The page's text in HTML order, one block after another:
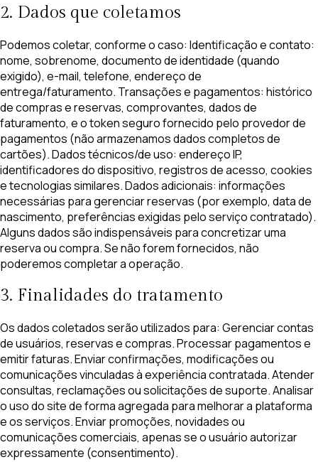
2. Dados que coletamos
Podemos coletar, conforme o caso: Identificação e contato:
nome, sobrenome, documento de identidade (quando
exigido), e-mail, telefone, endereço de
entrega/faturamento. Transações e pagamentos: histórico
de compras e reservas, comprovantes, dados de
faturamento, e o token seguro fornecido pelo provedor de
pagamentos (não armazenamos dados completos de
cartões). Dados técnicos/de uso: endereço IP,
identificadores do dispositivo, registros de acesso, cookies
e tecnologias similares. Dados adicionais: informações
necessárias para gerenciar reservas (por exemplo, data de
nascimento, preferências exigidas pelo serviço contratado).
Alguns dados são indispensáveis para concretizar uma
reserva ou compra. Se não forem fornecidos, não
poderemos completar a operação.
3. Finalidades do tratamento
Os dados coletados serão utilizados para: Gerenciar contas
de usuários, reservas e compras. Processar pagamentos e
emitir faturas. Enviar confirmações, modificações ou
comunicações vinculadas à experiência contratada. Atender
consultas, reclamações ou solicitações de suporte. Analisar
o uso do site de forma agregada para melhorar a plataforma
e os serviços. Enviar promoções, novidades ou
comunicações comerciais, apenas se o usuário autorizar
expressamente (consentimento).